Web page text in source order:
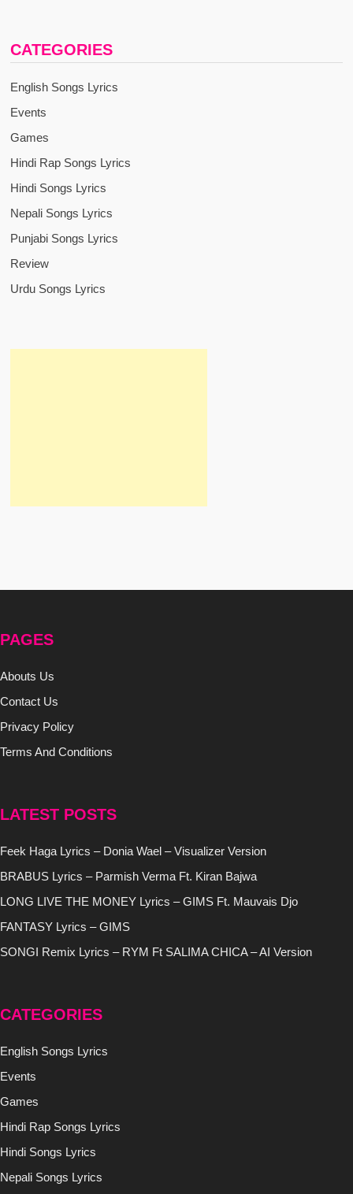
CATEGORIES
English Songs Lyrics
Events
Games
Hindi Rap Songs Lyrics
Hindi Songs Lyrics
Nepali Songs Lyrics
Punjabi Songs Lyrics
Review
Urdu Songs Lyrics
PAGES
Abouts Us
Contact Us
Privacy Policy
Terms And Conditions
LATEST POSTS
Feek Haga Lyrics – Donia Wael – Visualizer Version
BRABUS Lyrics – Parmish Verma Ft. Kiran Bajwa
LONG LIVE THE MONEY Lyrics – GIMS Ft. Mauvais Djo
FANTASY Lyrics – GIMS
SONGI Remix Lyrics – RYM Ft SALIMA CHICA – AI Version
CATEGORIES
English Songs Lyrics
Events
Games
Hindi Rap Songs Lyrics
Hindi Songs Lyrics
Nepali Songs Lyrics